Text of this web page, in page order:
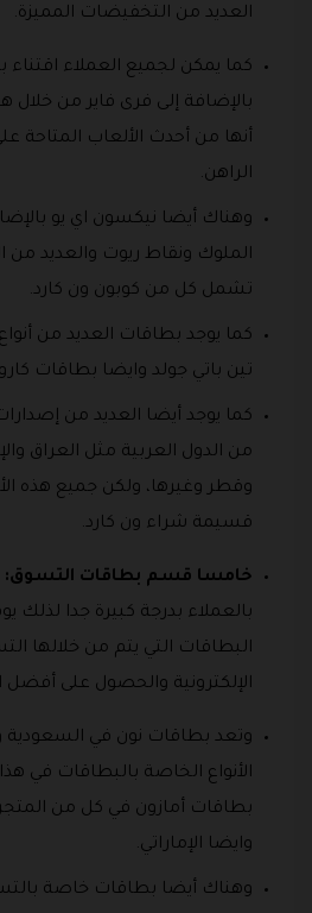
العديد من التخفيضات المميزة.
كما يمكن لجميع العملاء
بالإضافة إلى فرى فاير من
أنها من أحدث الألعاب المتاحة
الراهن.
وهناك أيضا نيكسون اي يو
الملوك ونقاط ريوت والعديد من
تشمل كل من كوبون ون كارد.
كما يوجد بطاقات العديد من
تين باتي جولد وايضا بطاقات
كما يوجد أيضا العديد من
من الدول العربية مثل العراق
وقطر وغيرها، ولكن جميع هذه
قسيمة شراء ون كارد.
خامسا قسم بطاقات التسوق:
بالعملاء بدرجة كبيرة جدا لذلك
البطاقات التي يتم من خلالها
الإلكترونية والحصول على أفضل
وتعد بطاقات نون في السعودية
الأنواع الخاصة بالبطاقات في
بطاقات أمازون في كل من
وايضا الإماراتي.
وهناك أيضا بطاقات خاصة